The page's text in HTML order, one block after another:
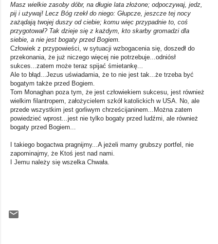
Masz wielkie zasoby dóbr, na długie lata złożone; odpoczywaj, jedz,
pij i używaj! Lecz Bóg rzekł do niego: Głupcze, jeszcze tej nocy
zażądają twojej duszy od ciebie; komu więc przypadnie to, coś
przygotował? Tak dzieje się z każdym, kto skarby gromadzi dla
siebie, a nie jest bogaty przed Bogiem.
Człowiek z przypowieści, w sytuacji wzbogacenia się, doszedł do
przekonania, że już niczego więcej nie potrzebuje...odniósł
sukces...zatem może teraz spijać śmietankę...
Ale to błąd...Jezus uświadamia, że to nie jest tak...że trzeba być
bogatym także przed Bogiem.
Tom Monaghan poza tym, że jest człowiekiem sukcesu, jest również
wielkim filantropem, założycielem szkół katolickich w USA. No, ale
przede wszystkim jest gorliwym chrześcijaninem...Można zatem
powiedzieć wprost...jest nie tylko bogaty przed ludźmi, ale również
bogaty przed Bogiem...
I takiego bogactwa pragnijmy...A jeżeli mamy grubszy portfel, nie
zapominajmy, że Ktoś jest nad nami.
I Jemu należy się wszelka Chwała.